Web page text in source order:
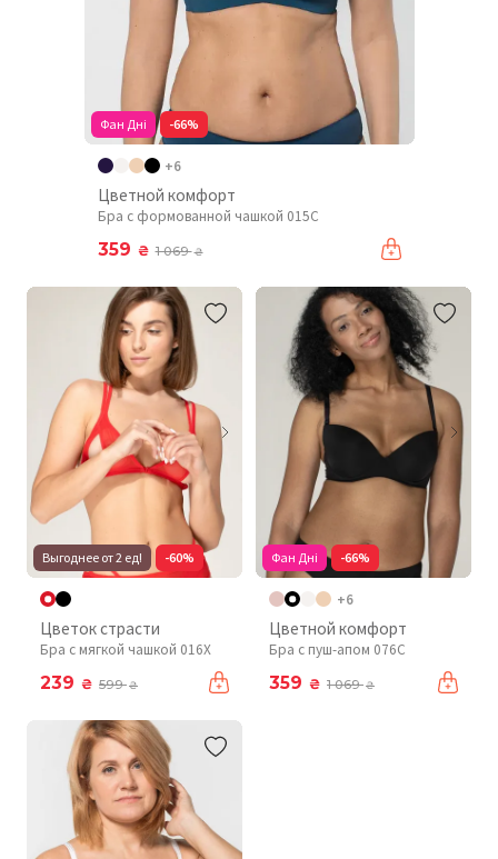
Фан Дні -66%
+6
Цветной комфорт
Бра с формованной чашкой 015C
359 ₴ 1 069₴
Выгоднее от 2 ед! -60%
Цветок страсти
Бра с мягкой чашкой 016X
239 ₴ 599₴
Фан Дні -66%
+6
Цветной комфорт
Бра с пуш-апом 076C
359 ₴ 1 069₴